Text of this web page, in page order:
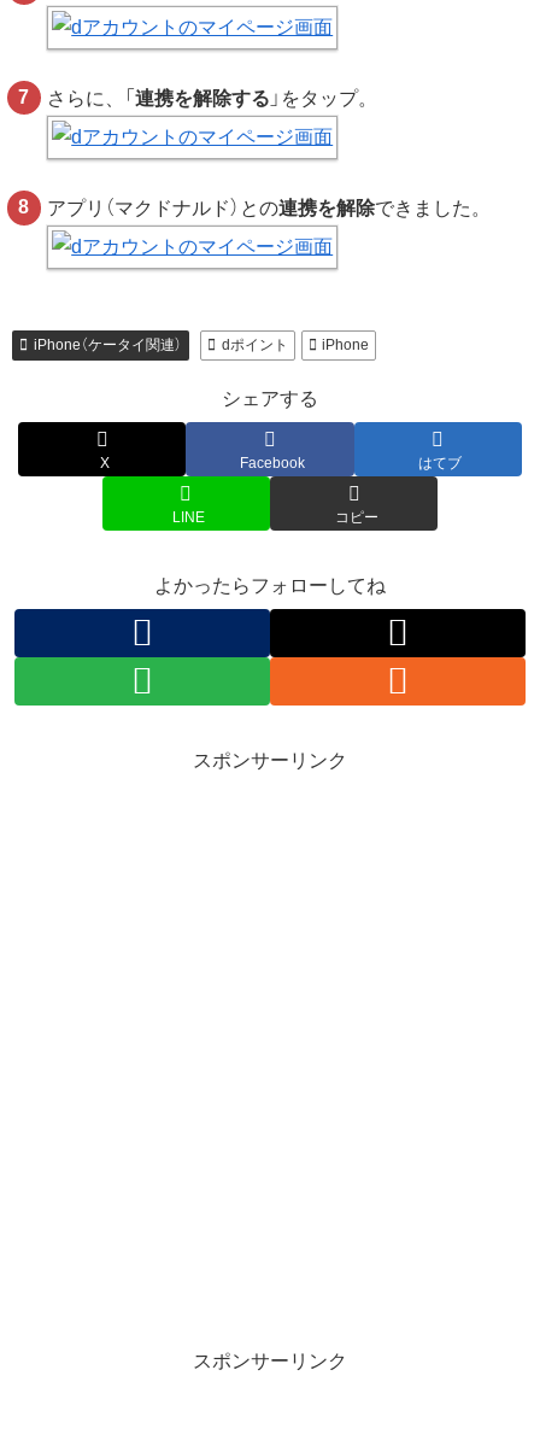
さらに、「連携を解除する 」をタップ。
アプリ（マクドナルド）との連携を解除できました。
iPhone（ケータイ関連） dポイント iPhone
シェアする
X Facebook はてブ
LINE コピー
よかったらフォローしてね
スポンサーリンク
スポンサーリンク